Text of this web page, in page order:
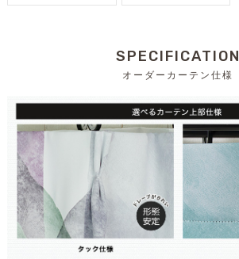
SPECIFICATION
オーダーカーテン仕様